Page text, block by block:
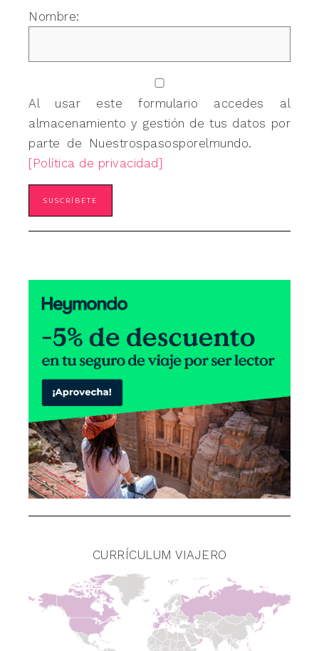
Nombre:
Al usar este formulario accedes al
almacenamiento y gestión de tus datos por
parte de Nuestrospasosporelmundo.
[Política de privacidad]
CURRÍCULUM VIAJERO